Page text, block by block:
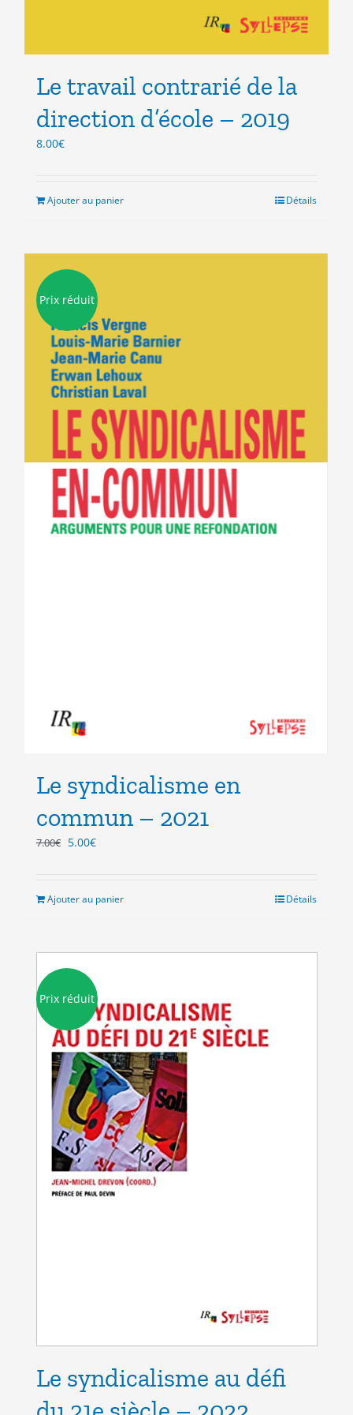
Le travail contrarié de la
direction d’école – 2019
8.00€
Ajouter au panier Détails
Prix réduit
Le syndicalisme en
commun – 2021
7.00€ Le
était :
5.00€Le
est :
Ajouter au panier Détails
Prix réduit
Le syndicalisme au défi